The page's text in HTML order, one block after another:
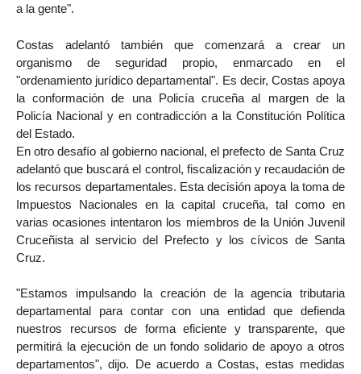
a la gente".
Costas adelantó también que comenzará a crear un
organismo de seguridad propio, enmarcado en el
"ordenamiento jurídico departamental". Es decir, Costas apoya
la conformación de una Policía cruceña al margen de la
Policía Nacional y en contradicción a la Constitución Política
del Estado.
En otro desafío al gobierno nacional, el prefecto de Santa Cruz
adelantó que buscará el control, fiscalización y recaudación de
los recursos departamentales. Esta decisión apoya la toma de
Impuestos Nacionales en la capital cruceña, tal como en
varias ocasiones intentaron los miembros de la Unión Juvenil
Cruceñista al servicio del Prefecto y los cívicos de Santa
Cruz.
"Estamos impulsando la creación de la agencia tributaria
departamental para contar con una entidad que defienda
nuestros recursos de forma eficiente y transparente, que
permitirá la ejecución de un fondo solidario de apoyo a otros
departamentos", dijo. De acuerdo a Costas, estas medidas